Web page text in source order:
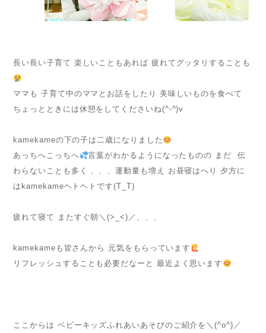
長い長い子育て 楽しいこともあれば 疲れてグッタリすることも
ママも 子育て中のママとお話をしたり 美味しいものを食べて
ちょっとときには休憩をしてくださいね(^-^)v
kamekameの下の子は二歳になりました
あっちへこっちへ
言葉がわかるようになったものの まだ 伝
わらないことも多く 、、、運動量も増え お昼寝はへり 夕方に
はkamekameヘトヘトです(T_T)
疲れて寝て またすぐ朝＼(>_<)／、、、
kamekameも皆さんから 元気をもらっています
リフレッシュすることも必要だなーと 最近よく思います
ここからは ベビーキッズふれあいあそびのご紹介を＼(^o^)／